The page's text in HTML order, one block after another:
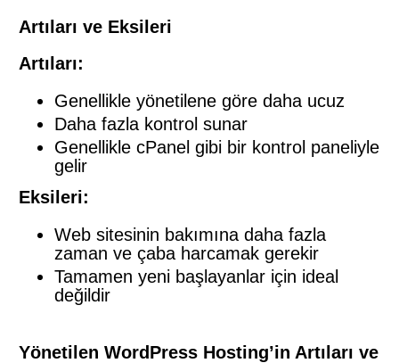
Artıları ve Eksileri
Artıları:
Genellikle yönetilene göre daha ucuz
Daha fazla kontrol sunar
Genellikle cPanel gibi bir kontrol paneliyle
gelir
Eksileri:
Web sitesinin bakımına daha fazla
zaman ve çaba harcamak gerekir
Tamamen yeni başlayanlar için ideal
değildir
Yönetilen WordPress Hosting’in Artıları ve